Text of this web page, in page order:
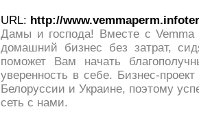
URL: http://
Дамы и господа! Вместе с
домашний бизнес без затрат,
поможет Вам начать
уверенность в себе. Бизнес-
Белоруссии и Украине, поэтому
сеть с нами.